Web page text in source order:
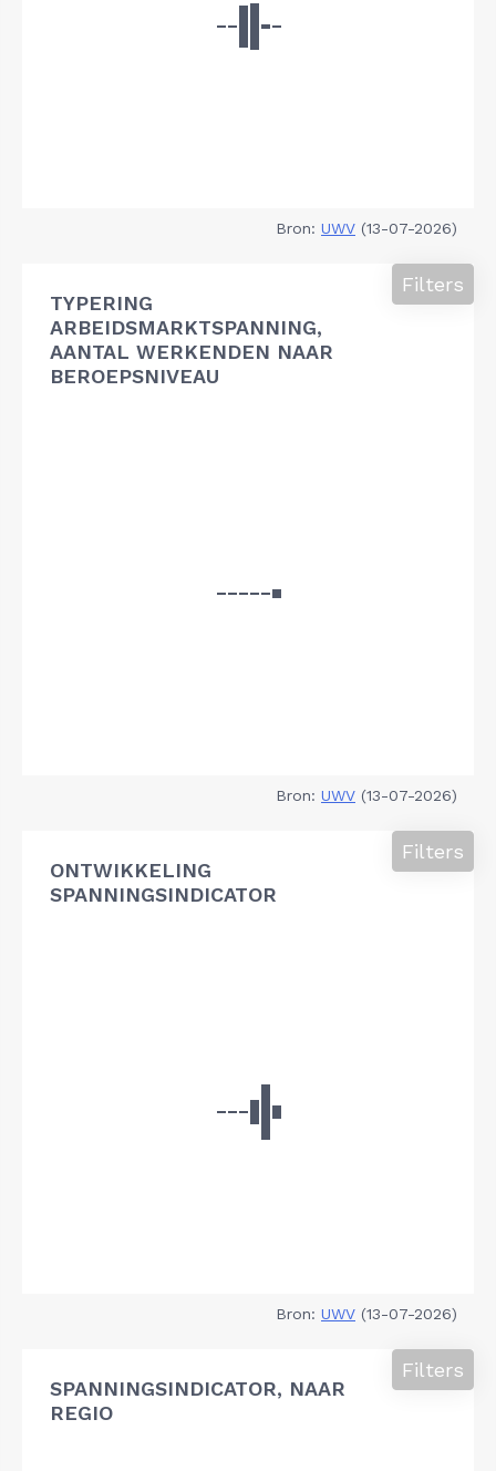
Bron: UWV (13-07-2026)
TYPERING
ARBEIDSMARKTSPANNING,
AANTAL WERKENDEN NAAR
BEROEPSNIVEAU
Filters
Bron: UWV (13-07-2026)
ONTWIKKELING
SPANNINGSINDICATOR
Filters
Bron: UWV (13-07-2026)
SPANNINGSINDICATOR, NAAR
REGIO
Filters